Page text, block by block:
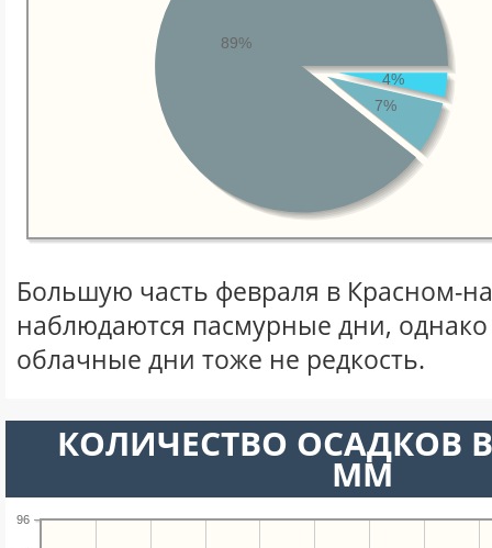
4%
7%
89%
Большую часть февраля в Красном-
наблюдаются пасмурные дни,
облачные дни тоже не редкость.
КОЛИЧЕСТВО ОСАДКОВ
ММ
96